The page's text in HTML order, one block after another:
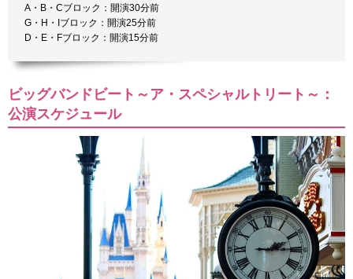
A・B・Cブロック：開演30分前
G・H・Iブロック：開演25分前
D・E・Fブロック：開演15分前
ビッグバンドビート～ア・スペシャルトリート～：
公演スケジュール